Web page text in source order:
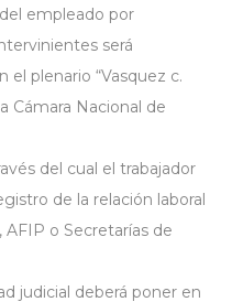
empleado por
será
el plenario “Vasquez c.
Cámara Nacional de
del cual el trabajador
de la relación laboral
AFIP o Secretarías de
judicial deberá poner en